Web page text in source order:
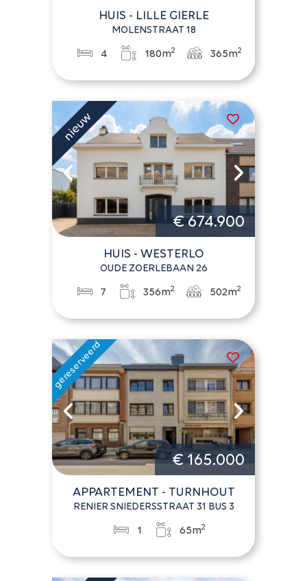
HUIS - LILLE GIERLE
MOLENSTRAAT 18
4 180m2 365m2
€ 674.900
HUIS - WESTERLO
OUDE ZOERLEBAAN 26
7 356m2 502m2
€ 165.000
APPARTEMENT - TURNHOUT
RENIER SNIEDERSSTRAAT 31 BUS 3
1 65m2